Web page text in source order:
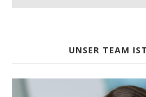
UNSER TEAM